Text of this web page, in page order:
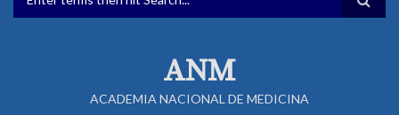
FORMULARIO DE BÚSQUEDA
ANM
ACADEMIA NACIONAL DE MEDICINA